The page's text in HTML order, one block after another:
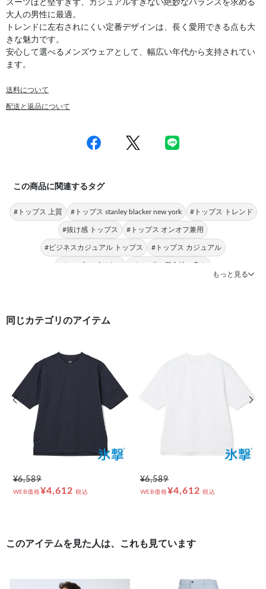
スーツほど堅すぎず、カジュアルすぎない絶妙なバランスを求める
大人の男性に最適。
トレンドに左右されにくい定番デザインは、長く愛用できる点も大
きな魅力です。
安心して選べるメンズウェアとして、幅広い年代から支持されてい
ます。
送料について
配送と返品について
この商品に関連するタグ
#トップス 上質 #トップス stanley blacker new york #トップス トレンド
#抜け感 トップス #トップス オンオフ兼用
#ビジネスカジュアル トップス #トップス カジュアル
#トップス ビジネス #トップス 着心地の良さ
もっと見る
同じカテゴリのアイテム
¥6,589
WEB価格¥4,612 税込
¥6,589
WEB価格¥4,612 税込
前の画像 次
このアイテムを見た人は、これも見ています